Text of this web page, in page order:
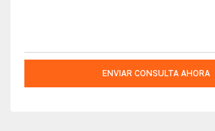
ENVIAR CONSULTA AHORA